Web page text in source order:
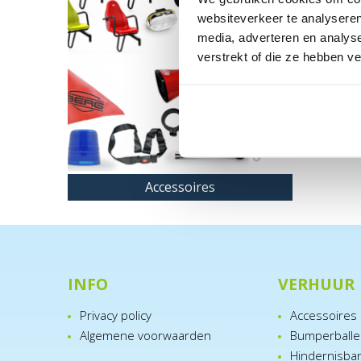
websiteverkeer te
media, adverteren en
verstrekt of die ze hebben
Accessoires
INFO
Privacy policy
Algemene voorwaarden
VERHUUR
Accessoires